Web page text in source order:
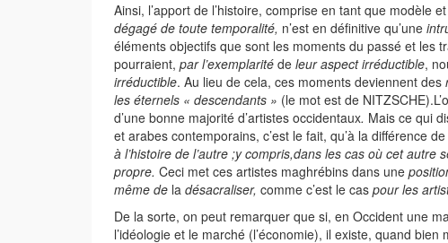
Ainsi, l’apport de l’histoire, comprise en tant que modèle
dégagé de toute temporalité, n’est en définitive qu’une
éléments objectifs que sont les moments du passé et les
pourraient, par l’exemplarité de leur aspect irréductible,
irréductible. Au lieu de cela, ces moments deviennent des
les éternels « descendants » (le mot est de
d’une bonne majorité d’artistes occidentaux. Mais ce qui
et arabes contemporains, c’est le fait, qu’à la différence
à l’histoire de l’autre ;y compris,dans les cas où cet
propre. Ceci met ces artistes maghrébins dans une
même de la désacraliser, comme c’est le cas pour les
De la sorte, on peut remarquer que si, en Occident une
l’idéologie et le marché (l’économie), il existe, quand